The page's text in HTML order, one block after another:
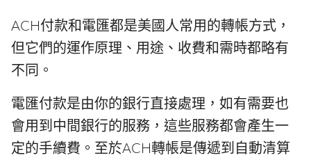
ACH付款和電匯都是美國人常用的轉帳方式，
但它們的運作原理、用途、收費和需時都略有
不同。
電匯付款是由你的銀行直接處理，如有需要也
會用到中間銀行的服務，這些服務都會產生一
定的手續費。至於ACH轉帳是傳遞到自動清算